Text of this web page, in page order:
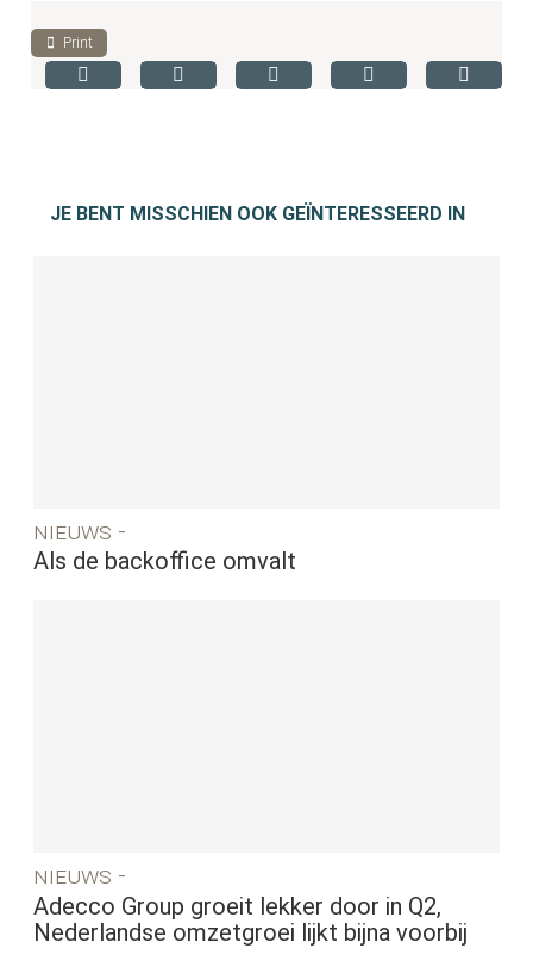
Print
JE BENT MISSCHIEN OOK GEÏNTERESSEERD IN
nieuws -
Als de backoffice omvalt
nieuws -
Adecco Group groeit lekker door in Q2,
Nederlandse omzetgroei lijkt bijna voorbij